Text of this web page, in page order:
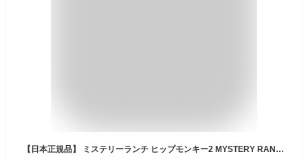
【日本正規品】 ミステリーランチ ヒップモンキー2 MYSTERY RANCH HIP MONKEY 2 ボディバッグ ウエストバッグ ミリタリー 斜めがけバッグ メンズ レディース 大きめ ナイロン 8L フェス